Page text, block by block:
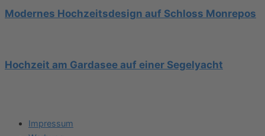
Modernes Hochzeitsdesign auf Schloss Monrepos
Hochzeit am Gardasee auf einer Segelyacht
Impressum